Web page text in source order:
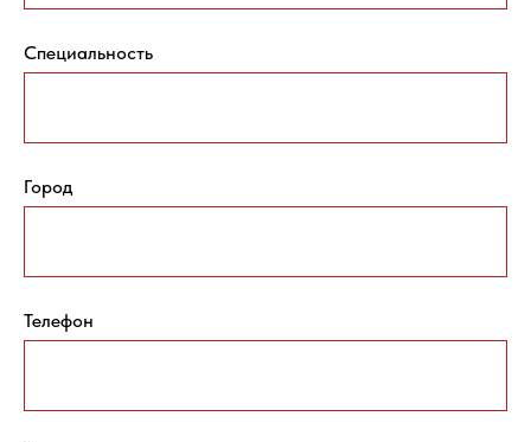
Специальность
Город
Телефон